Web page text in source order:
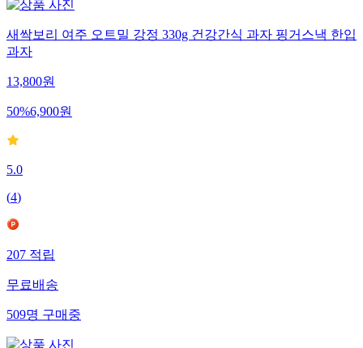
새싹보리 여주 오트밀 강정 330g 건강간식 과자 핑거스낵 한입
과자
13,800원
50%6,900원
5.0
(4)
207적립
무료배송
509명구매중